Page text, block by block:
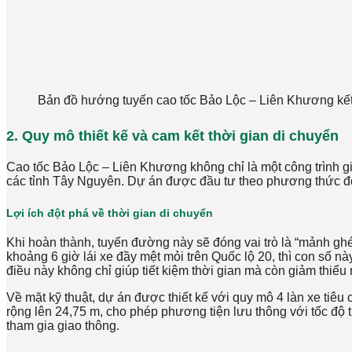
Bản đồ hướng tuyến cao tốc Bảo Lộc – Liên Khương
2. Quy mô thiết kế và cam kết thời gian di chuyển
Cao tốc Bảo Lộc – Liên Khương không chỉ là một công trình
các tỉnh Tây Nguyên. Dự án được đầu tư theo phương thức
Lợi ích đột phá về thời gian di chuyển
Khi hoàn thành, tuyến đường này sẽ đóng vai trò là “mảnh
khoảng 6 giờ lái xe đầy mệt mỏi trên Quốc lộ 20, thì con số
điều này không chỉ giúp tiết kiệm thời gian mà còn giảm
Về mặt kỹ thuật, dự án được thiết kế với quy mô 4 làn xe
rộng lên 24,75 m, cho phép phương tiện lưu thông với tốc độ
tham gia giao thông.